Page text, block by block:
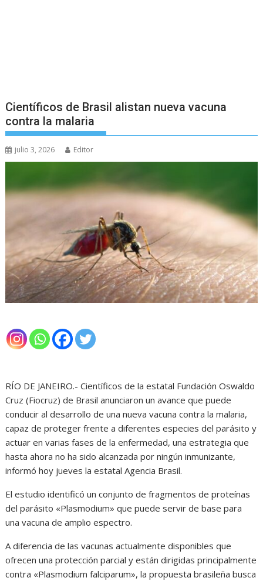
Científicos de Brasil alistan nueva vacuna
contra la malaria
julio 3, 2026 Editor
RÍO DE JANEIRO.- Científicos de la estatal Fundación Oswaldo
Cruz (Fiocruz) de Brasil anunciaron un avance que puede
conducir al desarrollo de una nueva vacuna contra la malaria,
capaz de proteger frente a diferentes especies del parásito y
actuar en varias fases de la enfermedad, una estrategia que
hasta ahora no ha sido alcanzada por ningún inmunizante,
informó hoy jueves la estatal Agencia Brasil.
El estudio identificó un conjunto de fragmentos de proteínas
del parásito «Plasmodium» que puede servir de base para
una vacuna de amplio espectro.
A diferencia de las vacunas actualmente disponibles que
ofrecen una protección parcial y están dirigidas principalmente
contra «Plasmodium falciparum», la propuesta brasileña busca